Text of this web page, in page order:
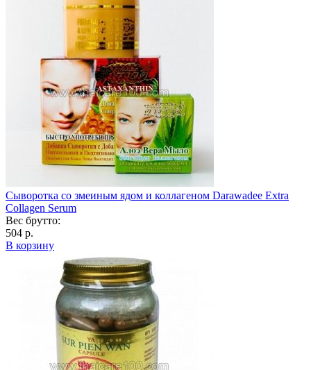
Сыворотка со змеиным ядом и коллагеном Darawadee Extra
Collagen Serum
Вес брутто:
504 р.
В корзину